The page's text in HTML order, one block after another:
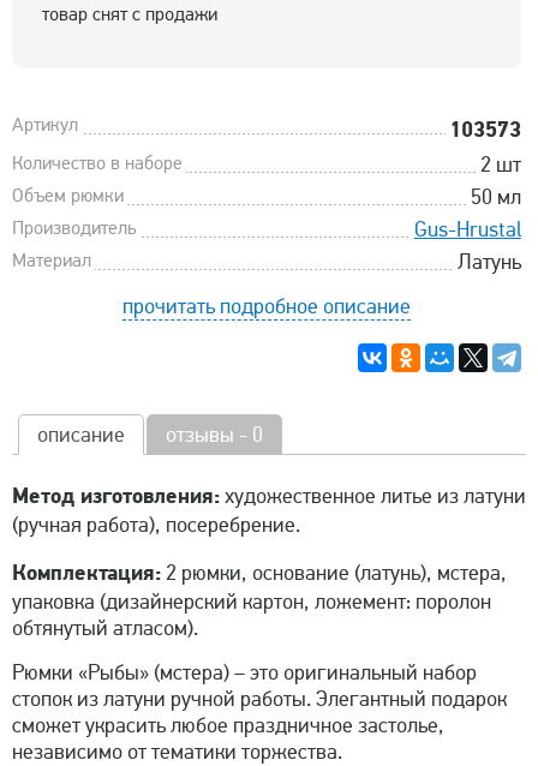
товар снят с продажи
Артикул 103573
Количество в наборе 2 шт
Объем рюмки 50 мл
Производитель Gus-Hrustal
Материал
Латунь
прочитать подробное описание
описание отзывы - 0
Метод изготовления:художественное литье из латуни
(ручная работа), посеребрение.
Комплектация: 2 рюмки, основание (латунь), мстера,
упаковка (дизайнерский картон, ложемент: поролон
обтянутый атласом).
Рюмки «Рыбы» (мстера) – это оригинальный набор
стопок из латуни ручной работы. Элегантный подарок
сможет украсить любое праздничное застолье,
независимо от тематики торжества.